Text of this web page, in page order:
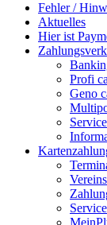
Fehler /
Aktuelles
Hier ist
Profi
Geno